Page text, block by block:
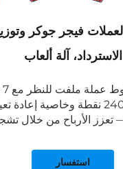
فيجر جوكر
الاسترداد، آلة ألعاب
جائزة كبرى بقيمة 240 نقطة وخاصية
تعزز الأرباح من خلال
استفسار